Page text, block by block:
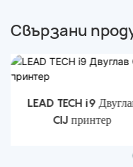
Свързани
LEAD TECH i9
CIJ принтер